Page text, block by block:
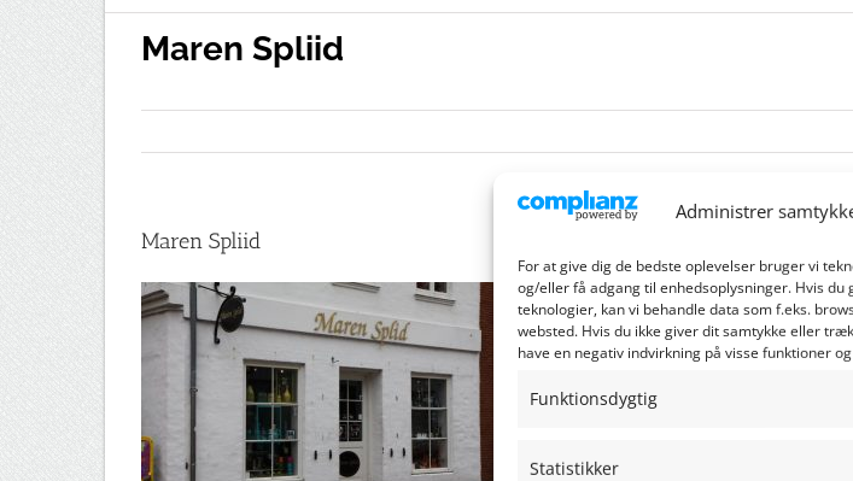
Administrer
For at give dig de bedste oplevelser bruger vi
og/eller få adgang til enhedsoplysninger. Hvis du
teknologier, kan vi behandle data som f.eks.
websted. Hvis du ikke giver dit samtykke eller
have en negativ indvirkning på visse funktioner
Funktionsdygtig
Statistikker
Maren Spliid
Maren Spliid